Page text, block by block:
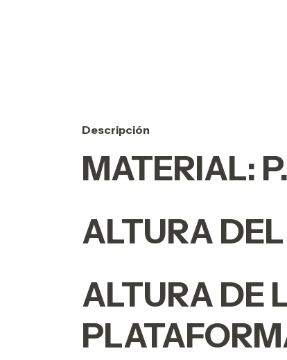
Descripción
MATERIAL:
ALTURA
ALTURA DE